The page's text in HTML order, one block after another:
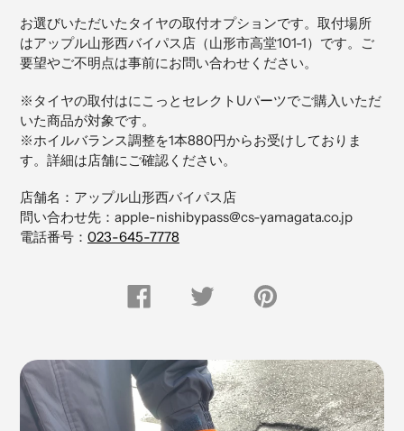
ー
ト
に
商
品
を
追
加
す
る
お選びいただいたタイヤの取付オプションです。取付場所
はアップル山形西バイパス店（山形市高堂101-1）です。ご
要望やご不明点は事前にお問い合わせください。
※タイヤの取付はにこっとセレクトUパーツでご購入いただ
いた商品が対象です。
※ホイルバランス調整を1本880円からお受けしておりま
す。詳細は店舗にご確認ください。
店舗名：アップル山形西バイパス店
問い合わせ先：apple-nishibypass@cs-yamagata.co.jp
電話番号： 023-645-7778
FACEBOOK
で
Twitter
Pinterest
に
す
る